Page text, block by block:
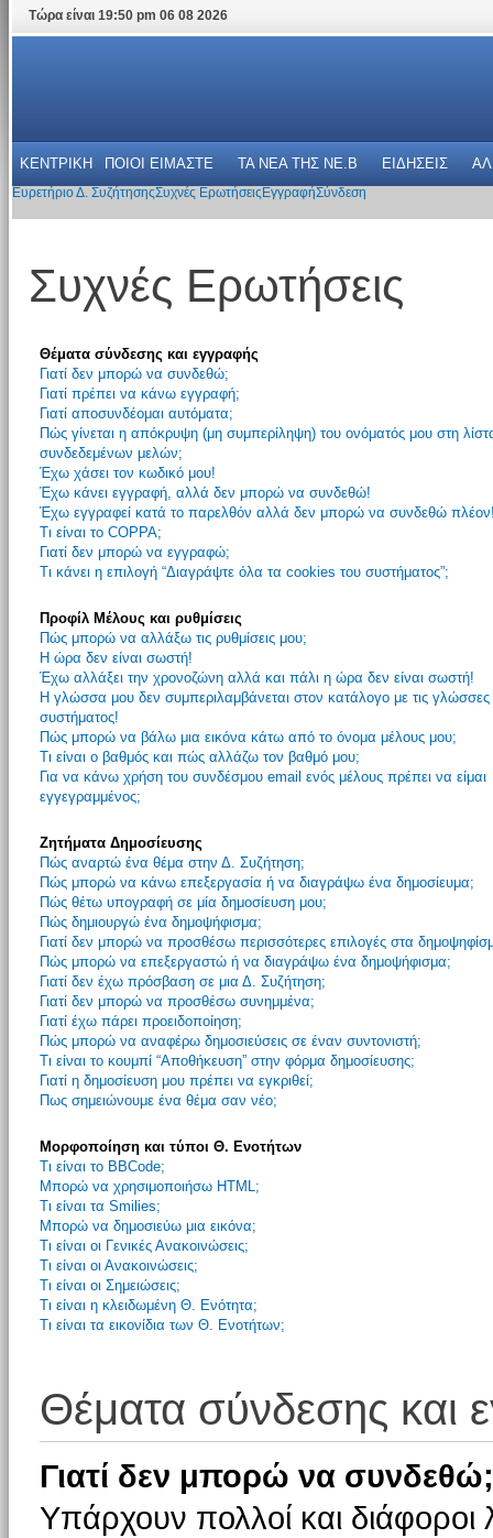
Τώρα είναι 19:50 pm 06 08 2026
ΚΕΝΤΡΙΚΗ ΠΟΙΟΙ ΕΙΜΑΣΤΕ ΤΑ ΝΕΑ THΣ NE.B ΕΙΔΗΣΕΙΣ
Ευρετήριο Δ. ΣυζήτησηςΣυχνές Ερωτήσεις ΕγγραφήΣύνδεση
Συχνές Ερωτήσεις
Θέματα σύνδεσης και εγγραφής
Γιατί δεν μπορώ να συνδεθώ;
Γιατί πρέπει να κάνω εγγραφή;
Γιατί αποσυνδέομαι αυτόματα;
Πώς γίνεται η απόκρυψη (μη συμπερίληψη) του ονόματός μου στη
συνδεδεμένων μελών;
Έχω χάσει τον κωδικό μου!
Έχω κάνει εγγραφή, αλλά δεν μπορώ να συνδεθώ!
Έχω εγγραφεί κατά το παρελθόν αλλά δεν μπορώ να συνδεθώ
Τι είναι το COPPA;
Γιατί δεν μπορώ να εγγραφώ;
Τι κάνει η επιλογή “Διαγράψτε όλα τα cookies του συστήματος”;
Προφίλ Μέλους και ρυθμίσεις
Πώς μπορώ να αλλάξω τις ρυθμίσεις μου;
Η ώρα δεν είναι σωστή!
Έχω αλλάξει την χρονοζώνη αλλά και πάλι η ώρα δεν είναι σωστή!
Η γλώσσα μου δεν συμπεριλαμβάνεται στον κατάλογο με τις γλώσσες
συστήματος!
Πώς μπορώ να βάλω μια εικόνα κάτω από το όνομα μέλους μου;
Τι είναι ο βαθμός και πώς αλλάζω τον βαθμό μου;
Για να κάνω χρήση του συνδέσμου email ενός μέλους πρέπει να είμαι
εγγεγραμμένος;
Ζητήματα Δημοσίευσης
Πώς αναρτώ ένα θέμα στην Δ. Συζήτηση;
Πώς μπορώ να κάνω επεξεργασία ή να διαγράψω ένα δημοσίευμα;
Πώς θέτω υπογραφή σε μία δημοσίευση μου;
Πώς δημιουργώ ένα δημοψήφισμα;
Γιατί δεν μπορώ να προσθέσω περισσότερες επιλογές στα
Πώς μπορώ να επεξεργαστώ ή να διαγράψω ένα δημοψήφισμα;
Γιατί δεν έχω πρόσβαση σε μια Δ. Συζήτηση;
Γιατί δεν μπορώ να προσθέσω συνημμένα;
Γιατί έχω πάρει προειδοποίηση;
Πώς μπορώ να αναφέρω δημοσιεύσεις σε έναν συντονιστή;
Τι είναι το κουμπί “Αποθήκευση” στην φόρμα δημοσίευσης;
Γιατί η δημοσίευση μου πρέπει να εγκριθεί;
Πως σημειώνουμε ένα θέμα σαν νέο;
Μορφοποίηση και τύποι Θ. Ενοτήτων
Τι είναι το BBCode;
Μπορώ να χρησιμοποιήσω HTML;
Τι είναι τα Smilies;
Μπορώ να δημοσιεύω μια εικόνα;
Τι είναι οι Γενικές Ανακοινώσεις;
Τι είναι οι Ανακοινώσεις;
Τι είναι οι Σημειώσεις;
Τι είναι η κλειδωμένη Θ. Ενότητα;
Τι είναι τα εικονίδια των Θ. Ενοτήτων;
Θέματα σύνδεσης και
Γιατί δεν μπορώ να συνδεθώ;
Υπάρχουν πολλοί και